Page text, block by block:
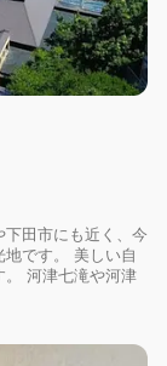
田市にも近く、今
です。 美しい自
河津七滝や河津